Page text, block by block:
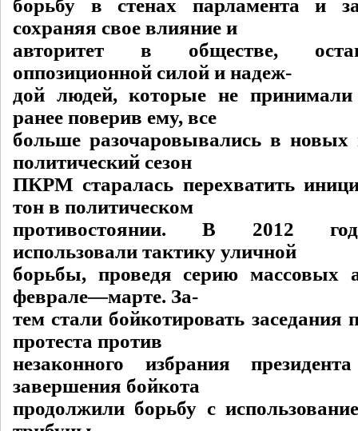
борьбу в стенах парламента и
сохраняя свое влияние и
авторитет в обществе,
оппозиционной силой и надеж-
дой людей, которые не
ранее поверив ему, все
больше разочаровывались в
политический сезон
ПКРМ старалась перехватить
тон в политическом
противостоянии. В 2012
использовали тактику уличной
борьбы, проведя серию массовых
феврале—марте. За-
тем стали бойкотировать заседания
протеста против
незаконного избрания
завершения бойкота
продолжили борьбу с